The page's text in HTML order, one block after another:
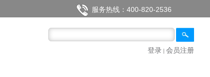
服务热线：400-820-2536
登录 | 会员注册